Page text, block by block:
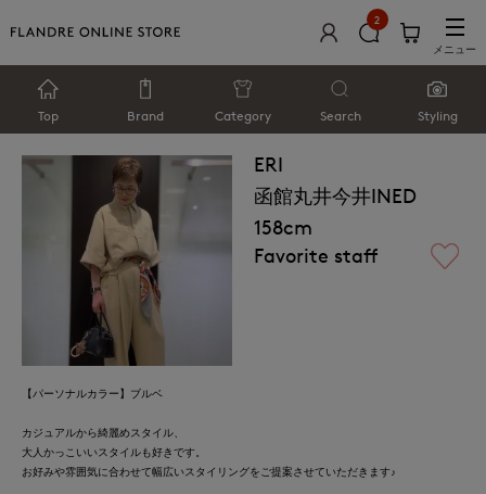
2
メニュー
Top Brand Category Search Styling
ERI
函館丸井今井INED
158cm
Favorite staff
【パーソナルカラー】ブルベ
カジュアルから綺麗めスタイル、
大人かっこいいスタイルも好きです。
お好みや雰囲気に合わせて幅広いスタイリングをご提案させていただきます♪